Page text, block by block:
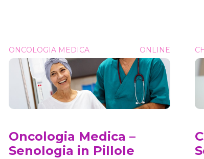
Oncologia Medica &#8211; Senologia in Pillole
ONCOLOGIA MEDICA ONLINE
Oncologia Medica –
Senologia in Pillole